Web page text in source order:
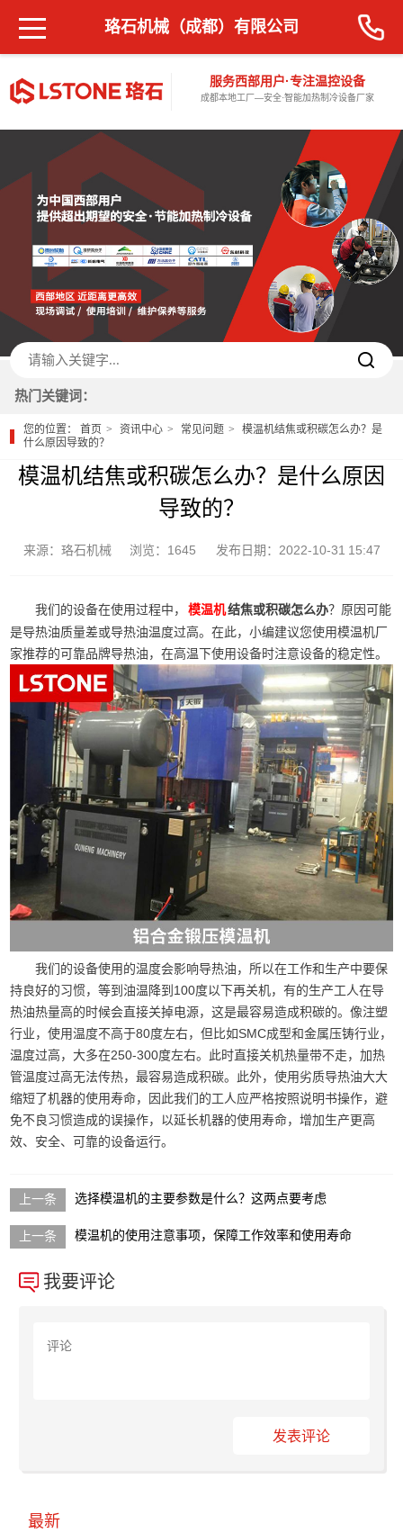
服务西部用户·专注温控设备
成都本地工厂—安全·智能加热制冷设备厂家
珞石机械（成都）有限公司
热门关键词：
您的位置：首页 资讯中心 常见问题
模温机结焦或积碳怎么办？是
什么原因导致的？
模温机结焦或积碳怎么办？是什么原因
导致的？
来源：珞石机械 浏览：1645 发布日期：2022-10-31 15:47
我们的设备在使用过程中， 模温机结焦或积碳怎么办？原因可能
是导热油质量差或导热油温度过高。在此，小编建议您使用模温机厂
家推荐的可靠品牌导热油，在高温下使用设备时注意设备的稳定性。
我们的设备使用的温度会影响导热油，所以在工作和生产中要保
持良好的习惯，等到油温降到100度以下再关机，有的生产工人在导
热油热量高的时候会直接关掉电源，这是最容易造成积碳的。像注塑
行业，使用温度不高于80度左右，但比如SMC成型和金属压铸行业，
温度过高，大多在250-300度左右。此时直接关机热量带不走，加热
管温度过高无法传热，最容易造成积碳。此外，使用劣质导热油大大
缩短了机器的使用寿命，因此我们的工人应严格按照说明书操作，避
免不良习惯造成的误操作，以延长机器的使用寿命，增加生产更高
效、安全、可靠的设备运行。
选择模温机的主要参数是什么？这两点要考虑
模温机的使用注意事项，保障工作效率和使用寿命
我要评论
发表评论
最新